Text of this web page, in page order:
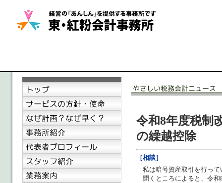
令和8年度税制
の繰越控除
［相談］
私は暗号資産取引を行って
聞くところによると、令和